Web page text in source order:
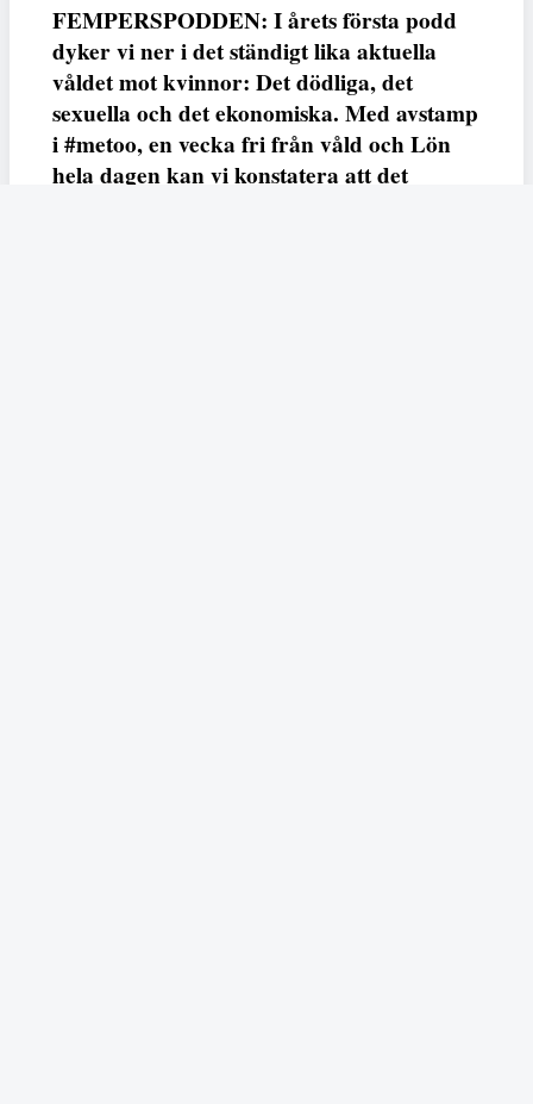
FEMPERSPODDEN: I årets första podd
dyker vi ner i det ständigt lika aktuella
våldet mot kvinnor: Det dödliga, det
sexuella och det ekonomiska. Med avstamp
i #metoo, en vecka fri från våld och Lön
hela dagen kan vi konstatera att det